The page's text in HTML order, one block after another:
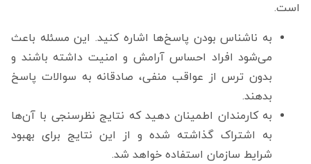
است.
به ناشناس بودن پاسخ‌ها اشاره کنید. این مسئله باعث
می‌شود افراد احساس آرامش و امنیت داشته باشند و
بدون ترس از عواقب منفی، صادقانه به سوالات پاسخ
بدهند.
به کارمندان اطمینان دهید که نتایج نظرسنجی با آن‌ها
به اشتراک گذاشته شده و از این نتایج برای بهبود
شرایط سازمان استفاده خواهد شد.